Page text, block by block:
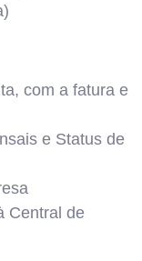
com a fatura e
e Status de
Central de